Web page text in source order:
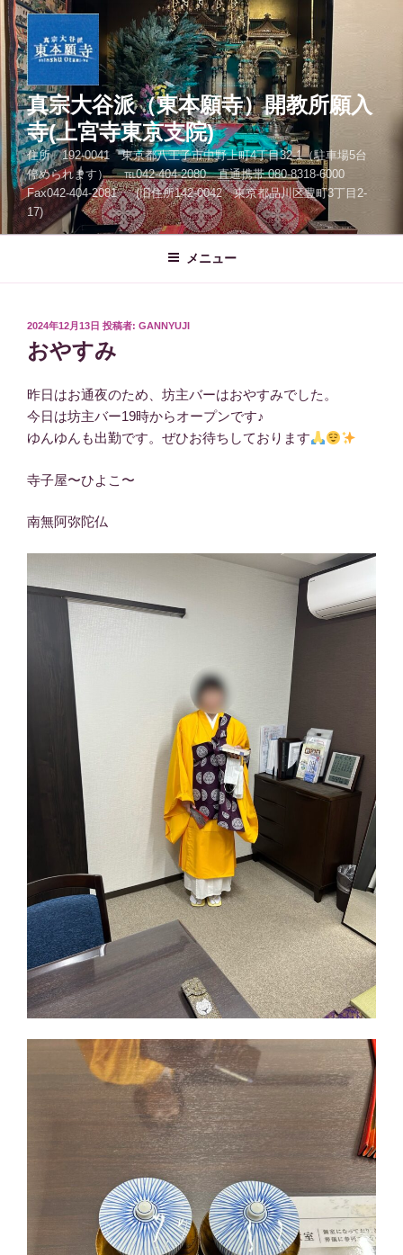
コ
ン
テ
ン
へ
ス
キ
ッ
プ
真宗大谷派（東本願寺）開教所願入
寺(上宮寺東京支院)
住所 192-0041 東京都八王子市中野上町4丁目32-1（駐車場5台
停められます） ℡042-404-2080 直通携帯 080-8318-6000
Fax042-404-2081 (旧住所142-0042 東京都品川区豊町3丁目2-
17)
メニュー
投
稿
日:
2024年12月13日 投稿者: GANNYUJI
おやすみ
昨日はお通夜のため、坊主バーはおやすみでした。
今日は坊主バー19時からオープンです♪
ゆんゆんも出勤です。ぜひお待ちしております
寺子屋〜ひよこ〜
南無阿弥陀仏